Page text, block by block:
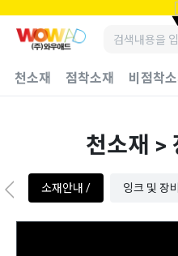
천소재 점착소재 비점착소
천소재 >
소재안내 / 잉크 및 장